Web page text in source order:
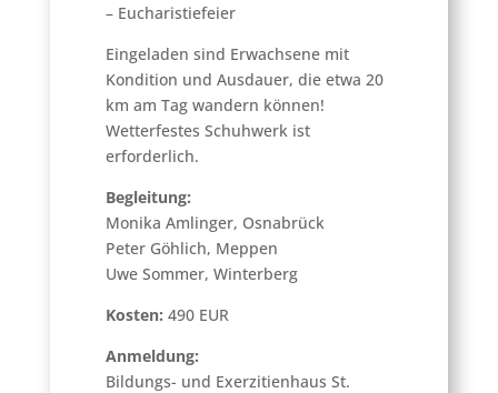
– Eucharistiefeier
Eingeladen sind Erwachsene mit
Kondition und Ausdauer, die etwa 20
km am Tag wandern können!
Wetterfestes Schuhwerk ist
erforderlich.
Begleitung:
Monika Amlinger, Osnabrück
Peter Göhlich, Meppen
Uwe Sommer, Winterberg
Kosten: 490 EUR
Anmeldung:
Bildungs- und Exerzitienhaus St.